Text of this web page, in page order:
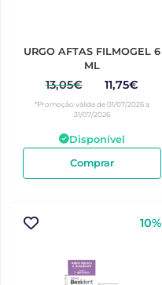
URGO AFTAS FILMOGEL 6
ML
13,05€ 11,75€
*Promoção válida de 01/07/2026 a
31/07/2026
Disponível
Comprar
10%